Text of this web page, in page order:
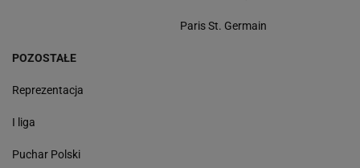
Paris St. Germain
POZOSTAŁE
Reprezentacja
I liga
Puchar Polski